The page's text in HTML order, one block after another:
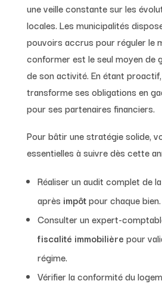
une veille constante sur les
locales. Les municipalités
pouvoirs accrus pour réguler le
conformer est le seul moyen de
de son activité. En étant
transforme ses obligations en
pour ses partenaires financiers.
Pour bâtir une stratégie solide,
essentielles à suivre dès cette
Réaliser un audit complet de
après impôtpour chaque bien.
Consulter un expert-
fiscalité immobilière pour
régime.
Vérifier la conformité du